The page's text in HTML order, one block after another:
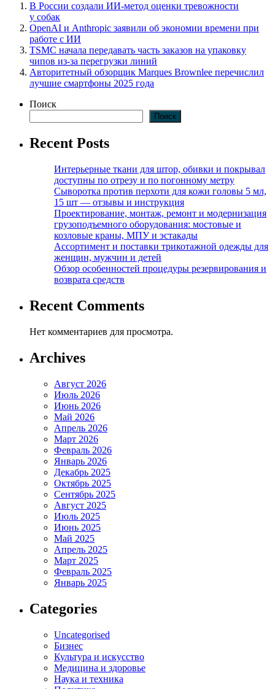
В России создали ИИ-метод оценки тревожности
у собак
OpenAI и Anthropic заявили об экономии времени при
работе с ИИ
TSMC начала передавать часть заказов на упаковку
чипов из-за перегрузки линий
Авторитетный обзорщик Marques Brownlee перечислил
лучшие смартфоны 2025 года
Поиск
Поиск
Recent Posts
Интерьерные ткани для штор, обивки и покрывал
доступны по отрезу и по погонному метру
Сыворотка против перхоти для кожи головы 5 мл,
15 шт — отзывы и инструкция
Проектирование, монтаж, ремонт и модернизация
грузоподъемного оборудования: мостовые и
козловые краны, МПУ и эстакады
Ассортимент и поставки трикотажной одежды для
женщин, мужчин и детей
Обзор особенностей процедуры резервирования и
возврата средств
Recent Comments
Нет комментариев для просмотра.
Archives
Август 2026
Июль 2026
Июнь 2026
Май 2026
Апрель 2026
Март 2026
Февраль 2026
Январь 2026
Декабрь 2025
Октябрь 2025
Сентябрь 2025
Август 2025
Июль 2025
Июнь 2025
Май 2025
Апрель 2025
Март 2025
Февраль 2025
Январь 2025
Categories
Uncategorised
Бизнес
Культура и искусство
Медицина и здоровье
Наука и техника